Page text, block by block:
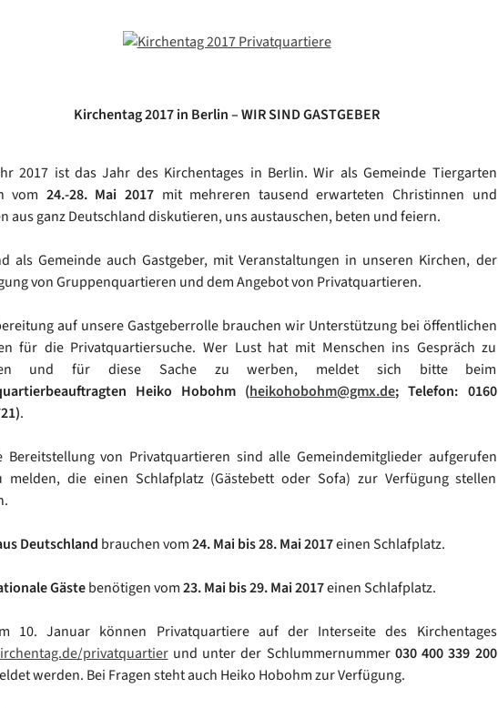
Kirchentag 2017 in Berlin – WIR SIND GASTGEBER
2017 ist das Jahr des Kirchentages in Berlin. Wir als Gemeinde Tiergarten
vom 24.-28. Mai 2017mit mehreren tausend erwarteten Christinnen und
aus ganz Deutschland diskutieren, uns austauschen, beten und feiern.
als Gemeinde auch Gastgeber, mit Veranstaltungen in unseren Kirchen, der
von Gruppenquartieren und dem Angebot von Privatquartieren.
auf unsere Gastgeberrolle brauchen wir Unterstützung bei öffentlichen
für die Privatquartiersuche. Wer Lust hat mit Menschen ins Gespräch zu
und für diese Sache zu werben, meldet sich bitte beim
Heiko Hobohm (heikohobohm@gmx.de; Telefon: 0160
.
Bereitstellung von Privatquartieren sind alle Gemeindemitglieder aufgerufen
melden, die einen Schlafplatz (Gästebett oder Sofa) zur Verfügung stellen
Deutschland brauchen vom24. Mai bis 28. Mai 2017einen Schlafplatz.
Gästebenötigen vom23. Mai bis 29. Mai 2017einen Schlafplatz.
10. Januar können Privatquartiere auf der Interseite des Kirchentages
privatquartierund unter der Schlummernummer030 400 339 200
werden. Bei Fragen steht auch Heiko Hobohm zur Verfügung.